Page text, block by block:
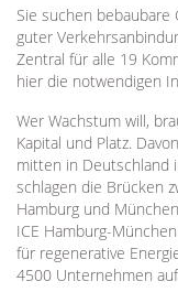
Sie suchen
guter
Zentral für alle 19
hier die notwendigen
Wer Wachstum will,
Kapital und Platz.
mitten in Deutschland
schlagen die Brücken
Hamburg und
ICE Hamburg-
für regenerative
4500 Unternehmen